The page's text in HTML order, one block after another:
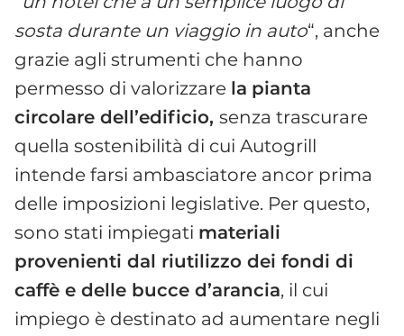
sosta durante un viaggio in auto“, anche
grazie agli strumenti che hanno
permesso di valorizzare la pianta
circolare dell’edificio, senza trascurare
quella sostenibilità di cui Autogrill
intende farsi ambasciatore ancor prima
delle imposizioni legislative. Per questo,
sono stati impiegati materiali
provenienti dal riutilizzo dei fondi di
caffè e delle bucce d’arancia, il cui
impiego è destinato ad aumentare negli